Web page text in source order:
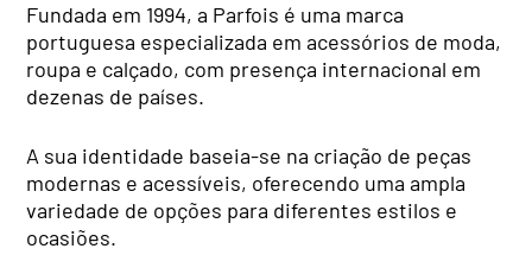
Fundada em 1994, a Parfois é uma marca
portuguesa especializada em acessórios de moda,
roupa e calçado, com presença internacional em
dezenas de países.
A sua identidade baseia-se na criação de peças
modernas e acessíveis, oferecendo uma ampla
variedade de opções para diferentes estilos e
ocasiões.